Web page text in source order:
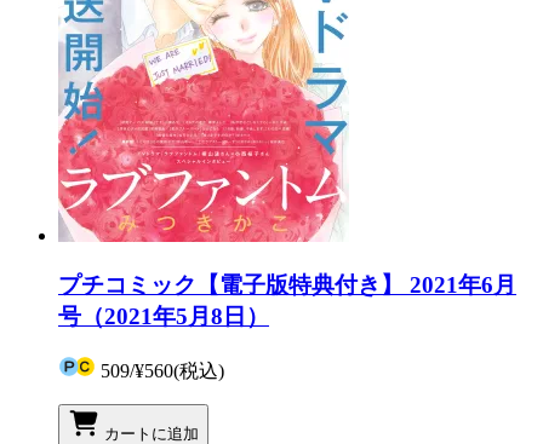
プチコミック【電子版特典付き】 2021年6月
号（2021年5月8日）
509/¥560(税込)
カートに追加